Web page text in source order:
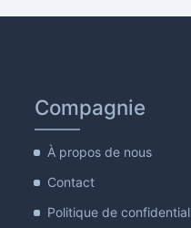
Compagnie
À propos de nous
Contact
Politique de